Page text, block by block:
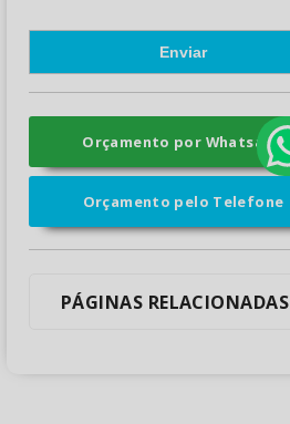
Orçamento por Whatsapp
Orçamento pelo Telefone
PÁGINAS RELACIONADAS